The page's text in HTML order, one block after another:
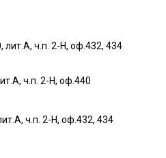
лит.А, ч.п. 2-Н, оф.432, 434
ч.п. 2-Н, оф.440
ч.п. 2-Н, оф.432, 434